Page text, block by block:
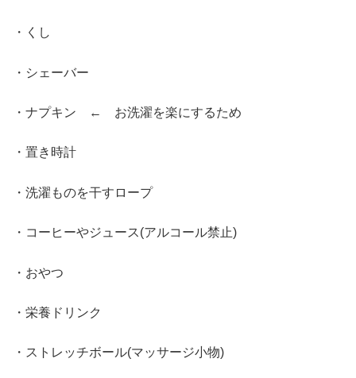
・くし
・シェーバー
・ナプキン ← お洗濯を楽にするため
・置き時計
・洗濯ものを干すロープ
・コーヒーやジュース(アルコール禁止)
・おやつ
・栄養ドリンク
・ストレッチボール(マッサージ小物)